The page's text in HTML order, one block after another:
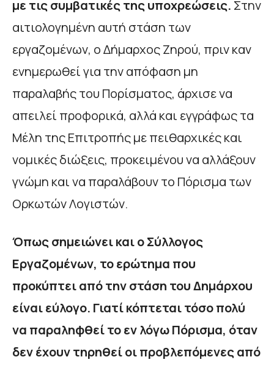
με τις συμβατικές της υποχρεώσεις. Στην
αιτιολογημένη αυτή στάση των
εργαζομένων, ο Δήμαρχος Ζηρού, πριν καν
ενημερωθεί για την απόφαση μη
παραλαβής του Πορίσματος, άρχισε να
απειλεί προφορικά, αλλά και εγγράφως τα
Μέλη της Επιτροπής με πειθαρχικές και
νομικές διώξεις, προκειμένου να αλλάξουν
γνώμη και να παραλάβουν το Πόρισμα των
Ορκωτών Λογιστών.
Όπως σημειώνει και ο Σύλλογος
Εργαζομένων, το ερώτημα που
προκύπτει από την στάση του Δημάρχου
είναι εύλογο. Γιατί κόπτεται τόσο πολύ
να παραληφθεί το εν λόγω Πόρισμα, όταν
δεν έχουν τηρηθεί οι προβλεπόμενες από